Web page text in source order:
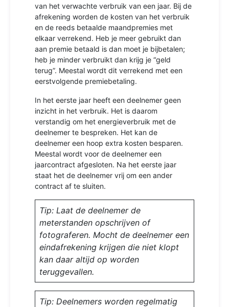
van het verwachte verbruik van een jaar. Bij de
afrekening worden de kosten van het verbruik
en de reeds betaalde maandpremies met
elkaar verrekend. Heb je meer gebruikt dan
aan premie betaald is dan moet je bijbetalen;
heb je minder verbruikt dan krijg je “geld
terug”. Meestal wordt dit verrekend met een
eerstvolgende premiebetaling.
In het eerste jaar heeft een deelnemer geen
inzicht in het verbruik. Het is daarom
verstandig om het energieverbruik met de
deelnemer te bespreken. Het kan de
deelnemer een hoop extra kosten besparen.
Meestal wordt voor de deelnemer een
jaarcontract afgesloten. Na het eerste jaar
staat het de deelnemer vrij om een ander
contract af te sluiten.
Tip: Laat de deelnemer de
meterstanden opschrijven of
fotograferen. Mocht de deelnemer een
eindafrekening krijgen die niet klopt
kan daar altijd op worden
teruggevallen.
Tip: Deelnemers worden regelmatig